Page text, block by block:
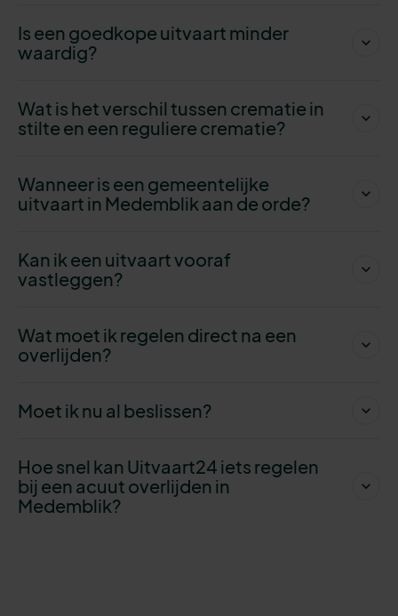
Is een goedkope uitvaart minder
waardig?
Wat is het verschil tussen crematie in
stilte en een reguliere crematie?
Wanneer is een gemeentelijke
uitvaart in Medemblik aan de orde?
Kan ik een uitvaart vooraf
vastleggen?
Wat moet ik regelen direct na een
overlijden?
Moet ik nu al beslissen?
Hoe snel kan Uitvaart24 iets regelen
bij een acuut overlijden in
Medemblik?